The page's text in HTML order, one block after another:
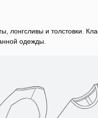
лонгсливы и толстовки.
одежды.